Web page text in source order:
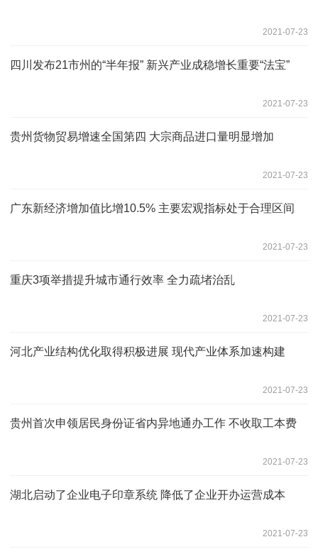
2021-07-23
四川发布21市州的“半年报” 新兴产业成稳增长重要“法宝”
2021-07-23
贵州货物贸易增速全国第四 大宗商品进口量明显增加
2021-07-23
广东新经济增加值比增10.5% 主要宏观指标处于合理区间
2021-07-23
重庆3项举措提升城市通行效率 全力疏堵治乱
2021-07-23
河北产业结构优化取得积极进展 现代产业体系加速构建
2021-07-23
贵州首次申领居民身份证省内异地通办工作 不收取工本费
2021-07-23
湖北启动了企业电子印章系统 降低了企业开办运营成本
2021-07-23